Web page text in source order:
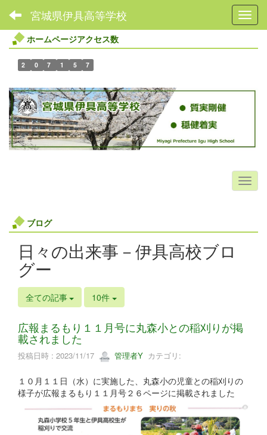
宮城県伊具高等学校
ホームページアクセス数
2 0 7 1 5 7
ブログ
日々の出来事－伊具高校ブロ
グー
全ての記事 10件
広報まるもり１１月号に丸森小との稲刈りが掲
載されました
投稿日時 : 2023/11/17 管理者Y カテゴリ:
１０月１１日（水）に実施した、丸森小の児童との稲刈りの
様子が広報まるもり１１月号２６ページに掲載されました